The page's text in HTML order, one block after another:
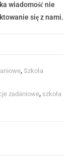
wiadomość nie
się z nami.
,Szkoła
zadaniowe, szkoła